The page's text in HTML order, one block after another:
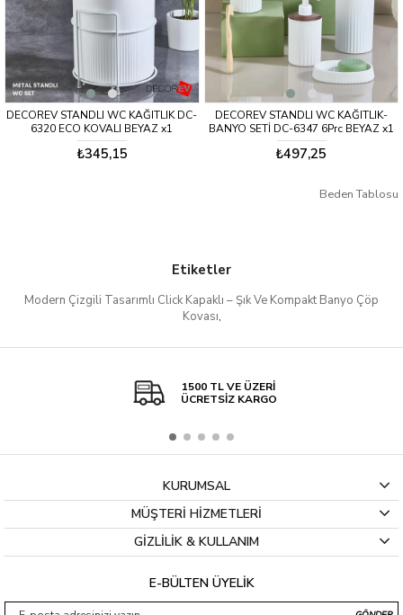
DECOREV STANDLI WC KAĞITLIK DC-
6320 ECO KOVALI BEYAZ x1
₺345,15
DECOREV STANDLI WC KAĞITLIK-
BANYO SETİ DC-6347 6Prc BEYAZ x1
₺497,25
Beden Tablosu
Etiketler
Modern Çizgili Tasarımlı Click Kapaklı – Şık Ve Kompakt Banyo Çöp
Kovası,
1500 TL VE ÜZERİ
ÜCRETSİZ KARGO
KURUMSAL
MÜŞTERİ HİZMETLERİ
GİZLİLİK & KULLANIM
E-BÜLTEN ÜYELİK